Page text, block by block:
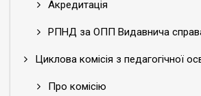
Акредитація
РПНД за ОПП Видавнича
Циклова комісія з педагогічної
Про комісію